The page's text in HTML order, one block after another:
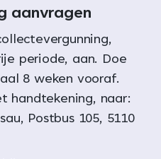
aanvragen
periode, aan. Doe
8 weken vooraf.
handtekening, naar:
Postbus 105, 5110